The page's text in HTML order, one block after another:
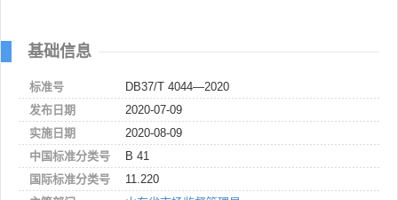
基础信息
标准号
DB37/T 4044—2020
发布日期
2020-07-09
实施日期
2020-08-09
中国标准分类号
B 41
国际标准分类号
11.220